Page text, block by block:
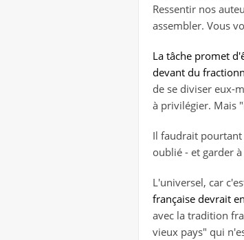
Ressentir nos
assembler. Vous
La tâche promet
devant du
de se diviser eux-
à privilégier. Mais
Il faudrait pourtant
oublié - et garder
L'universel, car
française devrait
avec la tradition
vieux pays" qui